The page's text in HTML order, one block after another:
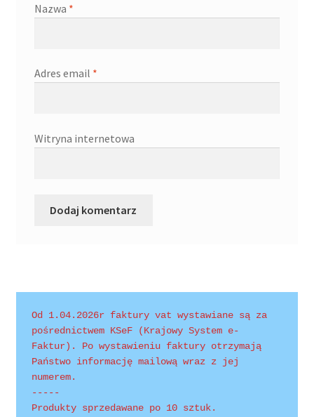
O firmie
Oferta na wino
Product Category Shortcode
Pudełko świąteczne, jakość Premium
Shop
Nazwa *
Adres email *
Witryna internetowa
Od 1.04.2026r faktury vat wystawiane są za
pośrednictwem KSeF (Krajowy System e-
Faktur). Po wystawieniu faktury otrzymają
Państwo informację mailową wraz z jej
numerem.
-----
Produkty sprzedawane po 10 sztuk.